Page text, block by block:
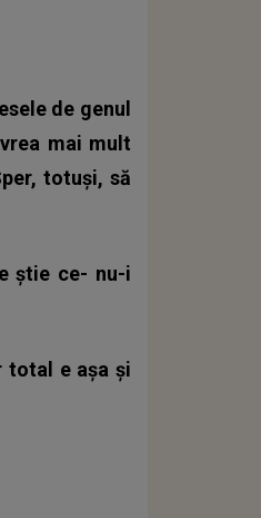
de genul
mai mult
totuși, să
știe ce- nu-i
total e așa și